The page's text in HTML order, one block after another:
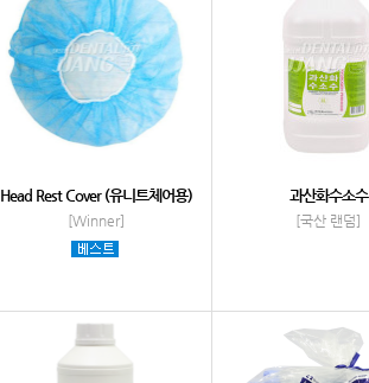
Head Rest Cover (유니트체어용)
[Winner]
과산화수소수
[국산 랜덤]